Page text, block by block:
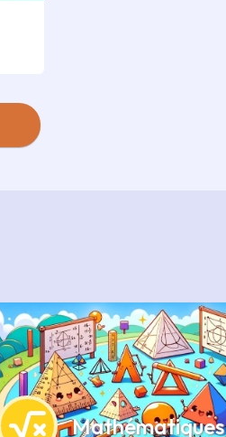
Mathématiques